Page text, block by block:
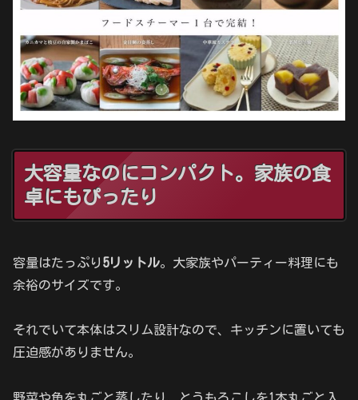
大容量なのにコンパクト。家族の食
卓にもぴったり
容量はたっぷり 5リットル。大家族やパーティー料理にも
余裕のサイズです。
それでいて本体はスリム設計なので、キッチンに置いても
圧迫感がありません。